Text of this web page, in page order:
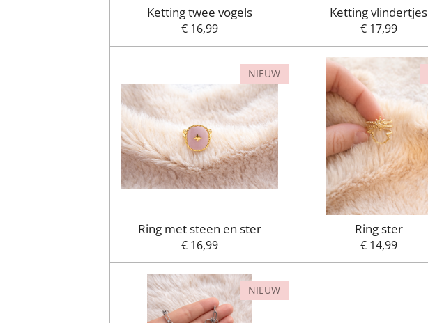
Ketting twee vogels
€ 16,99
Ketting vlindertjes
€ 17,99
NIEUW
Ring met steen en ster
€ 16,99
Ring ster
€ 14,99
NIEUW